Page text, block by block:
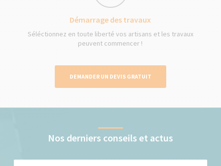
Démarrage des travaux
Séléctionnez en toute liberté vos artisans et les travaux
peuvent commencer !
DEMANDER UN DEVIS GRATUIT
Nos derniers conseils et actus